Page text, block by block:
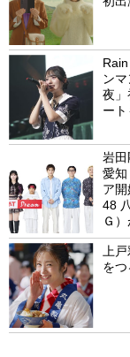
ン
夜」
ート
岩田
愛知
ア
48
Ｇ
上戸
をつ